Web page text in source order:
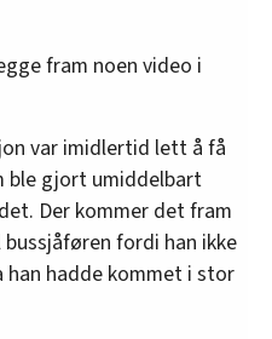
fram noen video i
var imidlertid lett å få
ble gjort umiddelbart
Der kommer det fram
fordi han ikke
hadde kommet i stor